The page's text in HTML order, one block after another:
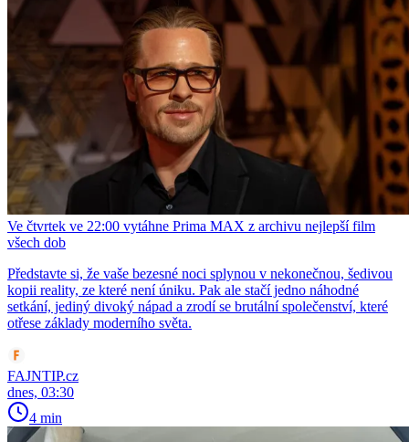
Ve čtvrtek ve 22:00 vytáhne Prima MAX z archivu nejlepší film
všech dob
Představte si, že vaše bezesné noci splynou v nekonečnou, šedivou
kopii reality, ze které není úniku. Pak ale stačí jedno náhodné
setkání, jediný divoký nápad a zrodí se brutální společenství, které
otřese základy moderního světa.
FAJNTIP.cz
dnes, 03:30
4 min